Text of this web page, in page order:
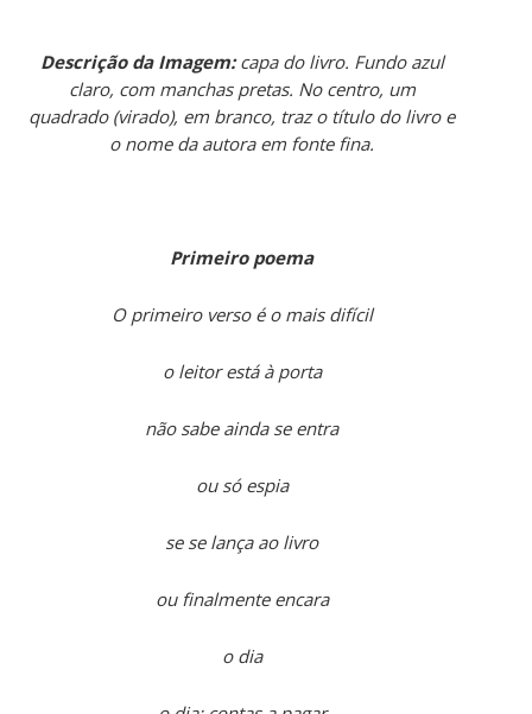
Descrição da Imagem:capa do livro. Fundo azul
claro, com manchas pretas. No centro, um
quadrado (virado), em branco, traz o título do livro e
o nome da autora em fonte fina.
Primeiro poema
O primeiro verso é o mais difícil
o leitor está à porta
não sabe ainda se entra
ou só espia
se se lança ao livro
ou finalmente encara
o dia